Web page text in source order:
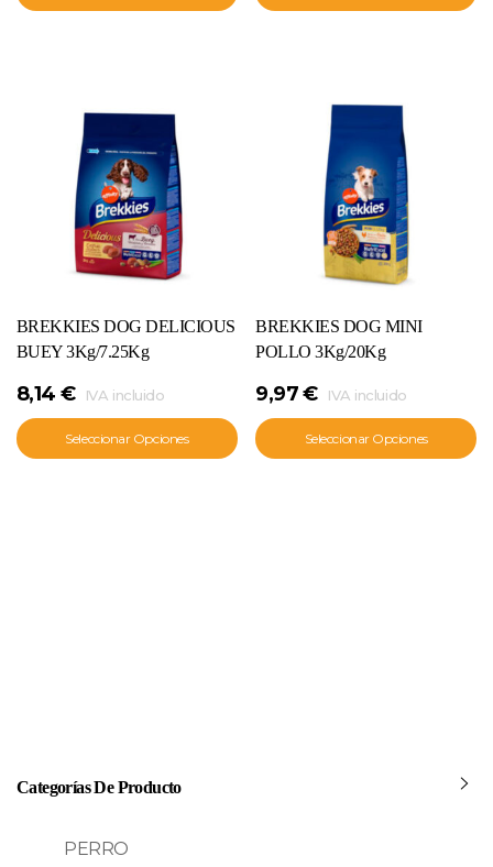
BREKKIES DOG DELICIOUS
BUEY 3Kg/7.25Kg
8,14 € IVA incluido
Seleccionar Opciones
BREKKIES DOG MINI
POLLO 3Kg/20Kg
9,97€ IVA incluido
Seleccionar Opciones
Categorías De Producto
PERRO